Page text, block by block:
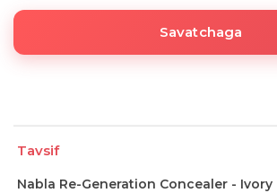
Savatchaga
Tavsif
Nabla Re-Generation Concealer - Ivory